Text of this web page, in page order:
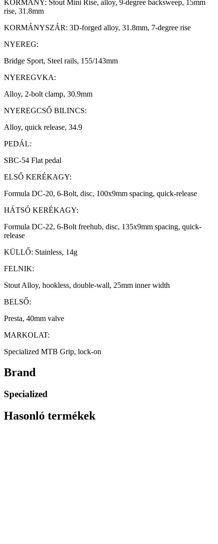
KORMÁNY: Stout Mini Rise, alloy, 9-degree backsweep, 15mm
rise, 31.8mm
KORMÁNYSZÁR: 3D-forged alloy, 31.8mm, 7-degree rise
NYEREG:
Bridge Sport, Steel rails, 155/143mm
NYEREGVKA:
Alloy, 2-bolt clamp, 30.9mm
NYEREGCSŐ BILINCS:
Alloy, quick release, 34.9
PEDÁL:
SBC-54 Flat pedal
ELSŐ KERÉKAGY:
Formula DC-20, 6-Bolt, disc, 100x9mm spacing, quick-release
HÁTSÓ KERÉKAGY:
Formula DC-22, 6-Bolt freehub, disc, 135x9mm spacing, quick-
release
KÜLLŐ: Stainless, 14g
FELNIK:
Stout Alloy, hookless, double-wall, 25mm inner width
BELSŐ:
Presta, 40mm valve
MARKOLAT:
Specialized MTB Grip, lock-on
Brand
Specialized
Hasonló termékek